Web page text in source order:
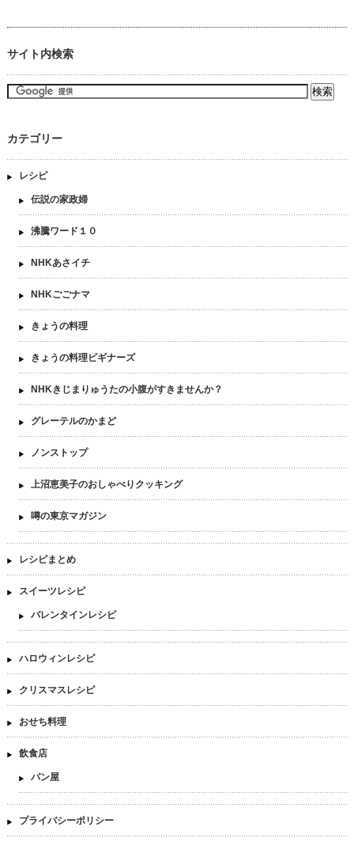
サイト内検索
カテゴリー
レシピ
伝説の家政婦
沸騰ワード１０
NHKあさイチ
NHKごごナマ
きょうの料理
きょうの料理ビギナーズ
NHKきじまりゅうたの小腹がすきませんか？
グレーテルのかまど
ノンストップ
上沼恵美子のおしゃべりクッキング
噂の東京マガジン
レシピまとめ
スイーツレシピ
バレンタインレシピ
ハロウィンレシピ
クリスマスレシピ
おせち料理
飲食店
パン屋
プライバシーポリシー